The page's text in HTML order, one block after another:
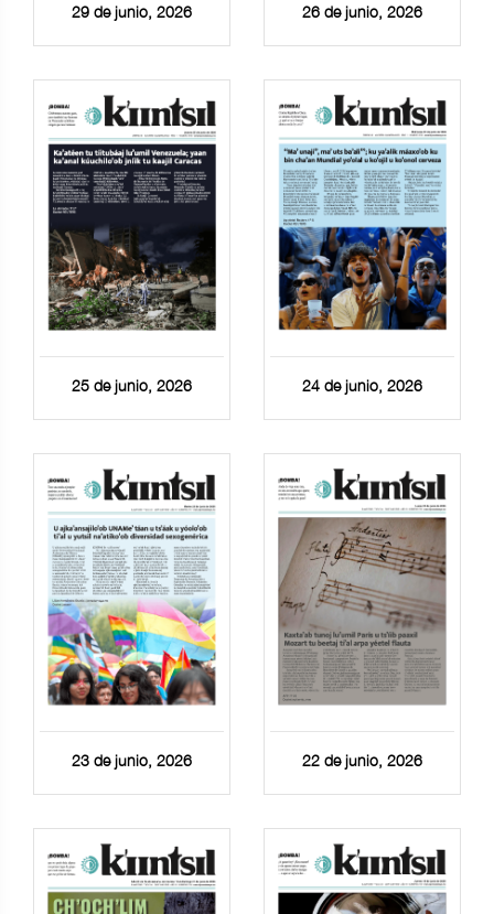
29 de junio, 2026 26 de junio, 2026
25 de junio, 2026 24 de junio, 2026
23 de junio, 2026 22 de junio, 2026